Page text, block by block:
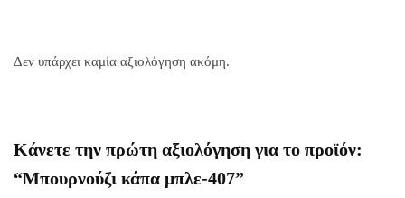
Δεν υπάρχει καμία αξιολόγηση ακόμη.
Κάνετε την πρώτη αξιολόγηση για το προϊόν:
“Μπουρνούζι κάπα μπλε-407”